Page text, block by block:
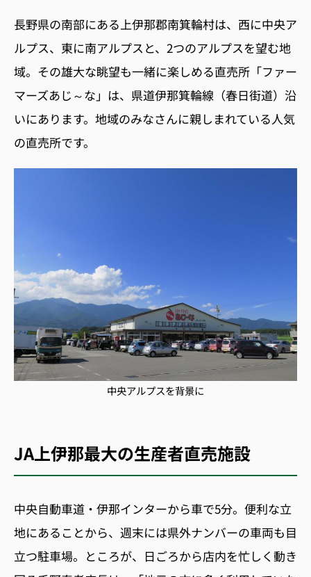
長野県の南部にある上伊那郡南箕輪村は、西に中央ア
ルプス、東に南アルプスと、2つのアルプスを望む地
域。その雄大な眺望も一緒に楽しめる直売所「ファー
マーズあじ～な」は、県道伊那箕輪線（春日街道）沿
いにあります。地域のみなさんに親しまれている人気
の直売所です。
中央アルプスを背景に
JA上伊那最大の生産者直売施設
中央自動車道・伊那インターから車で5分。便利な立
地にあることから、週末には県外ナンバーの車両も目
立つ駐車場。ところが、日ごろから店内を忙しく動き